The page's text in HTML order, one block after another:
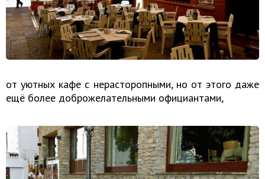
от уютных кафе с нерасторопными, но от этого даже
ещё более доброжелательными официантами,